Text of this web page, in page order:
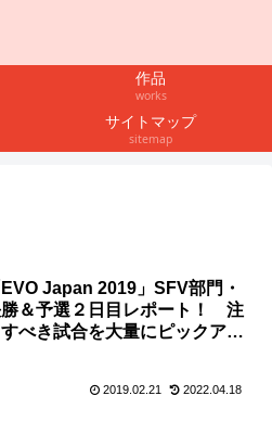
作品
works
サイトマップ
sitemap
EVO Japan 2019」SFV部門・
＆予選２日目レポート！ 注
すべき試合を大量にピックアッ
2019.02.21 2022.04.18